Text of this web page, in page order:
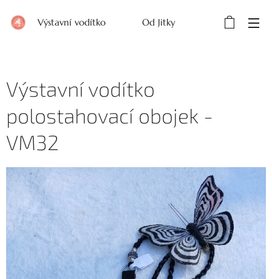
Výstavní vodítko Od Jitky
Výstavní vodítko
polostahovací obojek -
VM32